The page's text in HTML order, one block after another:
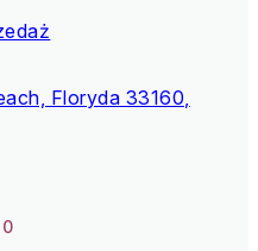
Floryda 33160,